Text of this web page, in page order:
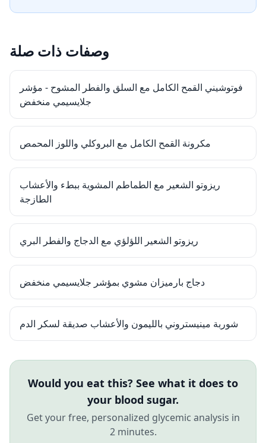
وصفات ذات صلة
فوتوشيني القمح الكامل مع السلق والفطر المشوح - مؤشر
جلايسيمي منخفض
مكرونة القمح الكامل مع البروكلي واللوز المحمص
ريزوتو الشعير مع الطماطم المشوية ببطء والأعشاب
الطازجة
ريزوتو الشعير اللؤلؤي مع الدجاج والفطر البري
دجاج بارميزان مشوي بمؤشر جلايسيمي منخفض
شوربة مينيستروني بالليمون والأعشاب صديقة لسكر الدم
Would you eat this? See what it does to
your blood sugar.
Get your free, personalized glycemic analysis in
2 minutes.